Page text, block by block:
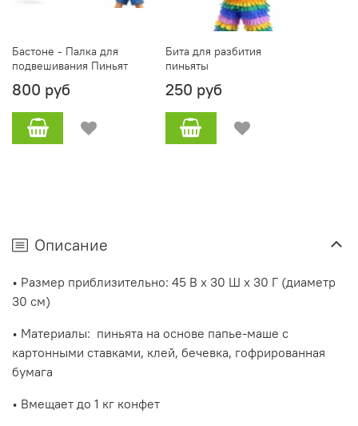
Бастоне - Палка для
подвешивания Пиньят
800 руб
Бита для разбития
пиньяты
250 руб
Описание
• Размер приблизительно: 45 В x 30 Ш x 30 Г (диаметр
30 см)
• Материалы: пиньята на основе папье-маше с
картонными ставками, клей, бечевка, гофрированная
бумага
• Вмещает до 1 кг конфет